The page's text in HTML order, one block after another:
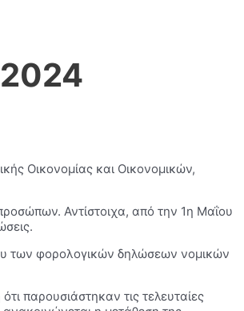
Οικονομίας και Οικονομικών,
Αντίστοιχα, από την 1η Μαΐου
των φορολογικών δηλώσεων νομικών
παρουσιάστηκαν τις τελευταίες